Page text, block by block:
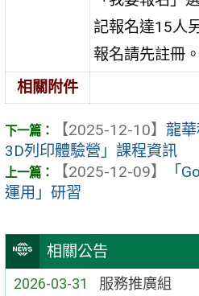
相關公告
2026-03-31 服務推廣組
記報名達15人
報名請先註冊。
相關附件
【2025-12-10】 龍
3D列印體驗營」課程資訊
【2025-12-09】
「
運用」研習